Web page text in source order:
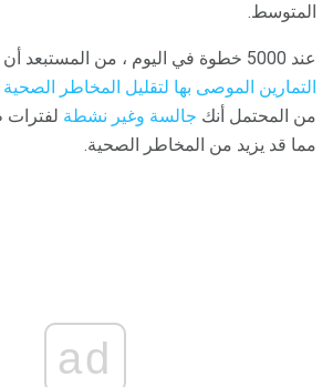
المتوسط.
عند 5000 خطوة في اليوم ، من المستبعد أن تحصل على
التمارين الموصى بها لتقليل المخاطر الصحية
من المحتمل أنك جالسة وغير نشطة لفترات
مما قد يزيد من المخاطر الصحية.
ad